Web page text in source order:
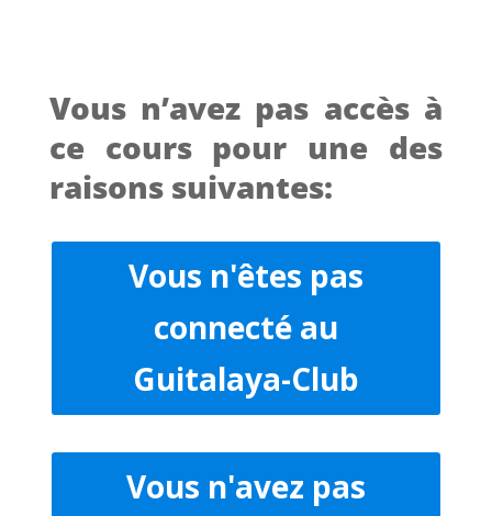
Vous n’avez pas accès à
ce cours pour une des
raisons suivantes:
Vous n'êtes pas
connecté au
Guitalaya-Club
Vous n'avez pas